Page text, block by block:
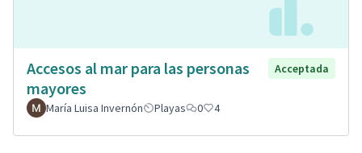
Accesos al mar para las personas
mayores
Acceptada
María Luisa Invernón Playas 0 4